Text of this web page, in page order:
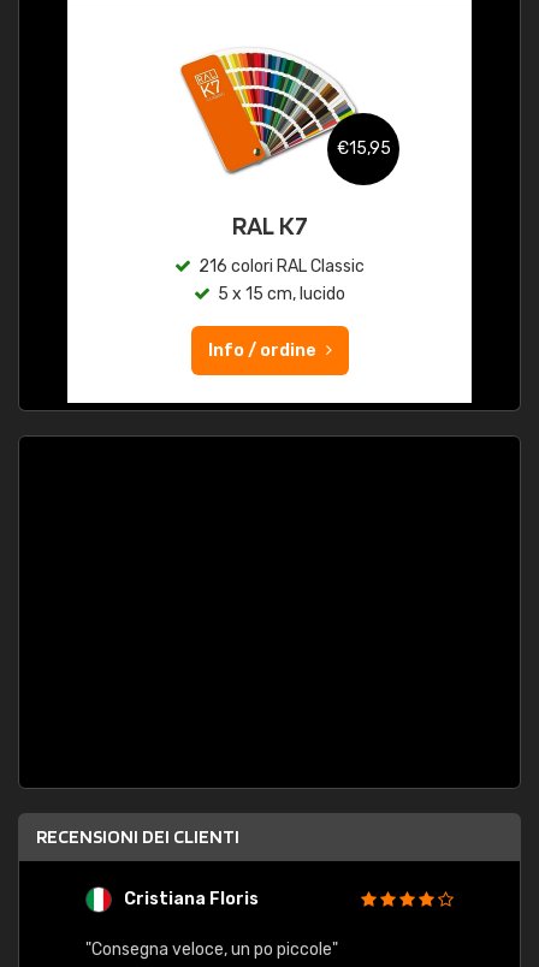
€15,95
RAL K7
216 colori RAL Classic
5 x 15 cm, lucido
Info / ordine
RECENSIONI DEI CLIENTI
Cristiana Floris
"Consegna veloce, un po piccole"